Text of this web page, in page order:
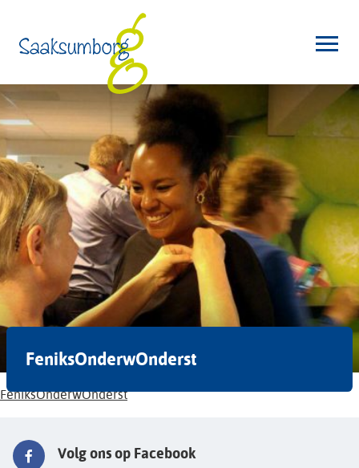
FeniksOnderwOnderst
FeniksOnderwOnderst
Volg ons op Facebook